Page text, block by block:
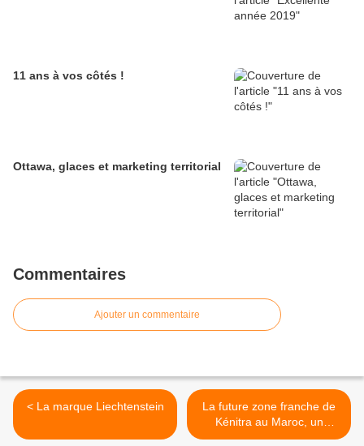
11 ans à vos côtés !
Ottawa, glaces et marketing territorial
Commentaires
Ajouter un commentaire
< La marque Liechtenstein
La future zone franche de
Kénitra au Maroc, un
élément clé du marketing